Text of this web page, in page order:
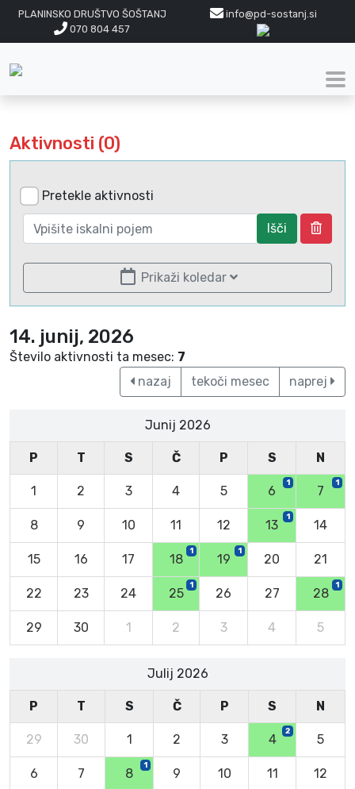
PLANINSKO DRUŠTVO ŠOŠTANJ
info@pd-sostanj.si
070 804 457
Aktivnosti (0)
Pretekle aktivnosti
Išči
Prikaži koledar
14. junij, 2026
Število aktivnosti ta mesec: 7
nazaj
tekoči mesec naprej
Junij 2026
P T S Č P S N
1 2 3 4 5 6
1
7
1
8 9 10 11 12 13
1
14
15 16 17 18
1
19
1
20 21
22 23 24 25
1
26 27 28
1
29 30 1 2 3 4 5
Julij 2026
P T S Č P S N
29 30 1 2 3 4
2
5
6 7 8
1
9 10 11 12